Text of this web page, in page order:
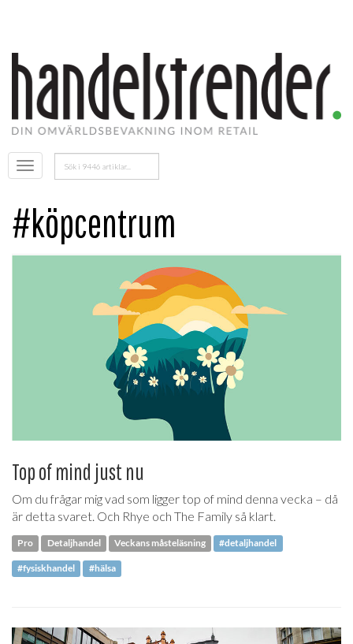
Öppna
menyn
Sök
efter:
#köpcentrum
Top of mind just nu
Om du frågar mig vad som ligger top of mind denna vecka – då
är detta svaret. Och Rhye och The Family så klart.
Pro Detaljhandel Veckans måsteläsning #detaljhandel
#fysiskhandel #hälsa